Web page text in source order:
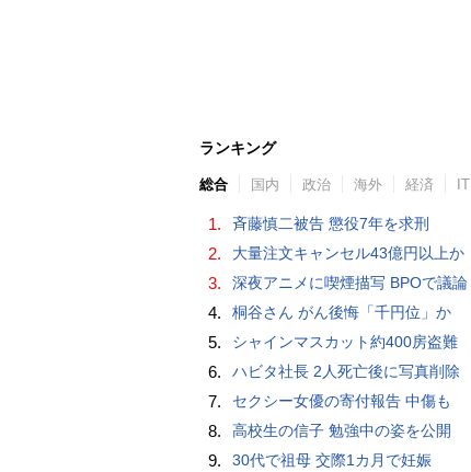
ランキング
総合 国内 政治 海外 経済 IT
1. 斉藤慎二被告 懲役7年を求刑
2. 大量注文キャンセル43億円以上か
3. 深夜アニメに喫煙描写 BPOで議論
4. 桐谷さん がん後悔「千円位」か
5. シャインマスカット約400房盗難
6. ハビタ社長 2人死亡後に写真削除
7. セクシー女優の寄付報告 中傷も
8. 高校生の信子 勉強中の姿を公開
9. 30代で祖母 交際1カ月で妊娠